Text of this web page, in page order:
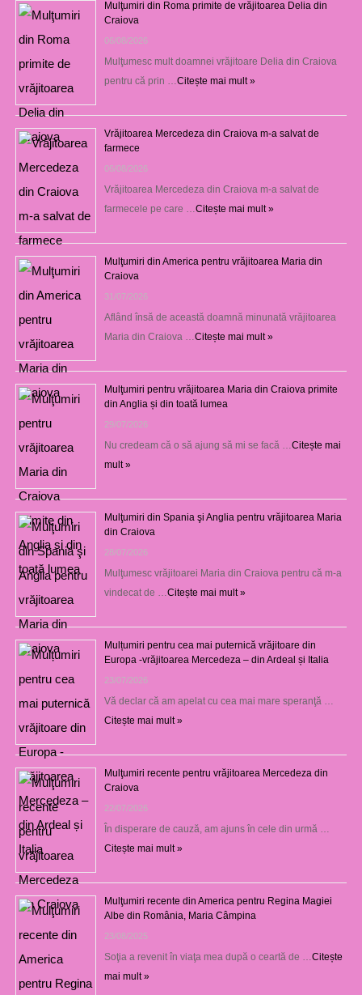
Mulţumiri din Roma primite de vrăjitoarea Delia din
Craiova
06/08/2026
Mulţumesc mult doamnei vrăjitoare Delia din Craiova
pentru că prin … Citește mai mult »
Vrăjitoarea Mercedeza din Craiova m-a salvat de
farmece
06/08/2026
Vrăjitoarea Mercedeza din Craiova m-a salvat de
farmecele pe care … Citește mai mult »
Mulţumiri din America pentru vrăjitoarea Maria din
Craiova
31/07/2026
Aflând însă de această doamnă minunată vrăjitoarea
Maria din Craiova … Citește mai mult »
Mulţumiri pentru vrăjitoarea Maria din Craiova primite
din Anglia și din toată lumea
29/07/2026
Nu credeam că o să ajung să mi se facă … Citește mai
mult »
Mulţumiri din Spania şi Anglia pentru vrăjitoarea Maria
din Craiova
28/07/2026
Mulţumesc vrăjitoarei Maria din Craiova pentru că m-a
vindecat de … Citește mai mult »
Mulțumiri pentru cea mai puternică vrăjitoare din
Europa -vrăjitoarea Mercedeza – din Ardeal și Italia
23/07/2026
Vă declar că am apelat cu cea mai mare speranţă …
Citește mai mult »
Mulţumiri recente pentru vrăjitoarea Mercedeza din
Craiova
22/07/2026
În disperare de cauză, am ajuns în cele din urmă …
Citește mai mult »
Mulţumiri recente din America pentru Regina Magiei
Albe din România, Maria Câmpina
23/08/2025
Soţia a revenit în viaţa mea după o ceartă de … Citește
mai mult »